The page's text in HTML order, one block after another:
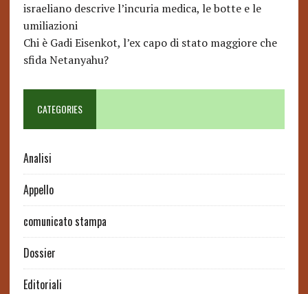
israeliano descrive l’incuria medica, le botte e le
umiliazioni
Chi è Gadi Eisenkot, l’ex capo di stato maggiore che
sfida Netanyahu?
CATEGORIES
Analisi
Appello
comunicato stampa
Dossier
Editoriali